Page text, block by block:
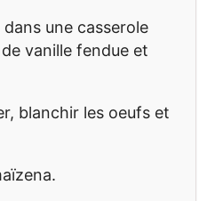
une casserole
vanille fendue et
blanchir les oeufs et